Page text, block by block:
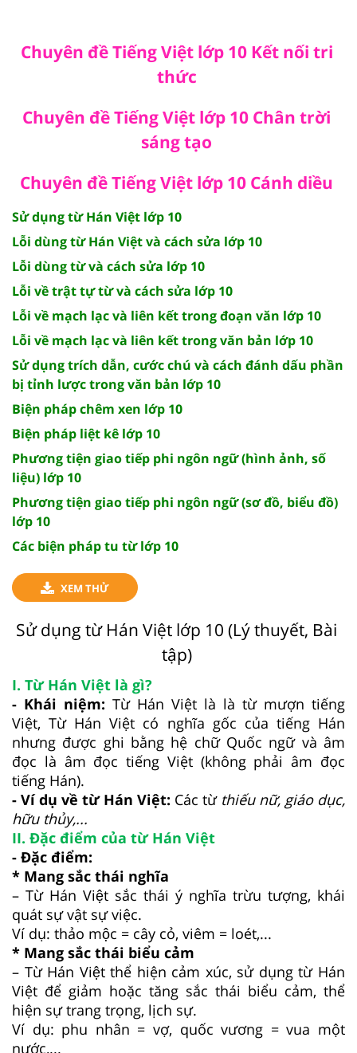
Chuyên đề Tiếng Việt lớp 10 Kết nối tri
thức
Chuyên đề Tiếng Việt lớp 10 Chân trời
sáng tạo
Chuyên đề Tiếng Việt lớp 10 Cánh diều
Sử dụng từ Hán Việt lớp 10
Lỗi dùng từ Hán Việt và cách sửa lớp 10
Lỗi dùng từ và cách sửa lớp 10
Lỗi về trật tự từ và cách sửa lớp 10
Lỗi về mạch lạc và liên kết trong đoạn văn lớp 10
Lỗi về mạch lạc và liên kết trong văn bản lớp 10
Sử dụng trích dẫn, cước chú và cách đánh dấu phần
bị tỉnh lược trong văn bản lớp 10
Biện pháp chêm xen lớp 10
Biện pháp liệt kê lớp 10
Phương tiện giao tiếp phi ngôn ngữ (hình ảnh, số
liệu) lớp 10
Phương tiện giao tiếp phi ngôn ngữ (sơ đồ, biểu đồ)
lớp 10
Các biện pháp tu từ lớp 10
XEM THỬ
Sử dụng từ Hán Việt lớp 10 (Lý thuyết, Bài
tập)
I. Từ Hán Việt là gì?
- Khái niệm: Từ Hán Việt là là từ mượn tiếng
Việt, Từ Hán Việt có nghĩa gốc của tiếng Hán
nhưng được ghi bằng hệ chữ Quốc ngữ và âm
đọc là âm đọc tiếng Việt (không phải âm đọc
tiếng Hán).
- Ví dụ về từ Hán Việt: Các từ thiếu nữ, giáo dục,
hữu thủy,...
II. Đặc điểm của từ Hán Việt
- Đặc điểm:
* Mang sắc thái nghĩa
– Từ Hán Việt sắc thái ý nghĩa trừu tượng, khái
quát sự vật sự việc.
Ví dụ: thảo mộc = cây cỏ, viêm = loét,...
* Mang sắc thái biểu cảm
– Từ Hán Việt thể hiện cảm xúc, sử dụng từ Hán
Việt để giảm hoặc tăng sắc thái biểu cảm, thể
hiện sự trang trọng, lịch sự.
Ví dụ: phu nhân = vợ, quốc vương = vua một
nước,...